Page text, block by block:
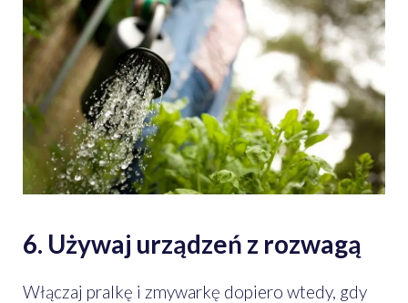
6. Używaj urządzeń z rozwagą
Włączaj pralkę i zmywarkę dopiero wtedy, gdy